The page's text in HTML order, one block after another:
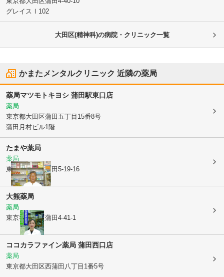
グレイスⅠ102
大田区(精神科)の病院・クリニック一覧
かまたメンタルクリニック 近隣の薬局
薬局マツモトキヨシ 蒲田駅東口店
薬局
東京都大田区蒲田五丁目15番8号
蒲田月村ビル1階
たまや薬局
薬局
東京都大田区蒲田5-19-16
大熊薬局
薬局
東京都大田区蒲田4-41-1
ココカラファイン薬局 蒲田西口店
薬局
東京都大田区西蒲田八丁目1番5号